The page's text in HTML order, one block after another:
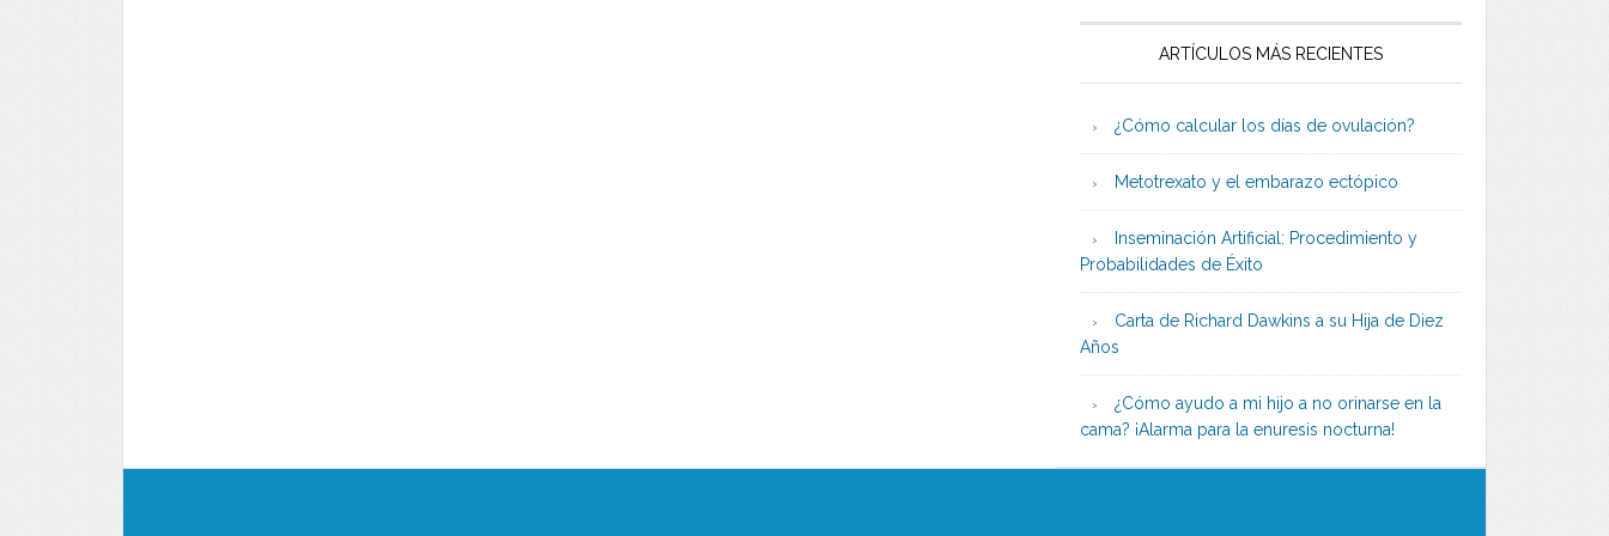
ARTÍCULOS MÁS RECIENTES
¿Cómo calcular los días de ovulación?
Metotrexato y el embarazo ectópico
Inseminación Artificial: Procedimiento y
Probabilidades de Éxito
Carta de Richard Dawkins a su Hija de Diez
Años
¿Cómo ayudo a mi hijo a no orinarse en la
cama? ¡Alarma para la enuresis nocturna!